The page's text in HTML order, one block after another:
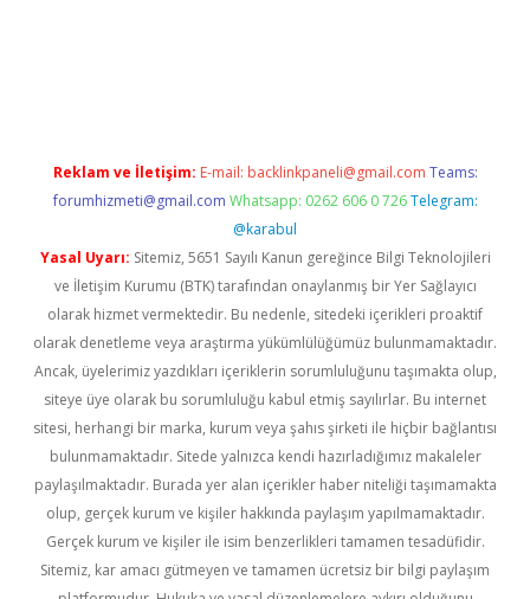
Reklam ve İletişim: E-mail: backlinkpaneli@gmail.com Teams:
forumhizmeti@gmail.com Whatsapp: 0262 606 0 726 Telegram:
@karabul
Yasal Uyarı: Sitemiz, 5651 Sayılı Kanun gereğince Bilgi Teknolojileri
ve İletişim Kurumu (BTK) tarafından onaylanmış bir Yer Sağlayıcı
olarak hizmet vermektedir. Bu nedenle, sitedeki içerikleri proaktif
olarak denetleme veya araştırma yükümlülüğümüz bulunmamaktadır.
Ancak, üyelerimiz yazdıkları içeriklerin sorumluluğunu taşımakta olup,
siteye üye olarak bu sorumluluğu kabul etmiş sayılırlar. Bu internet
sitesi, herhangi bir marka, kurum veya şahıs şirketi ile hiçbir bağlantısı
bulunmamaktadır. Sitede yalnızca kendi hazırladığımız makaleler
paylaşılmaktadır. Burada yer alan içerikler haber niteliği taşımamakta
olup, gerçek kurum ve kişiler hakkında paylaşım yapılmamaktadır.
Gerçek kurum ve kişiler ile isim benzerlikleri tamamen tesadüfidir.
Sitemiz, kar amacı gütmeyen ve tamamen ücretsiz bir bilgi paylaşım